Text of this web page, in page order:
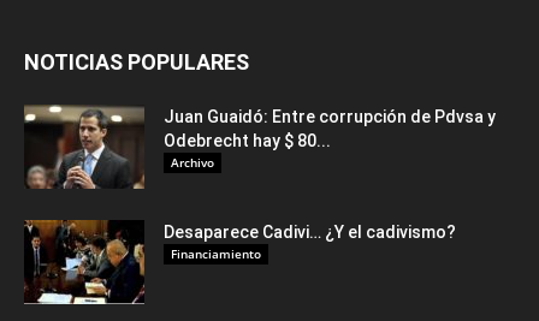
NOTICIAS POPULARES
Juan Guaidó: Entre corrupción de Pdvsa y
Odebrecht hay $ 80...
Archivo
Desaparece Cadivi… ¿Y el cadivismo?
Financiamiento